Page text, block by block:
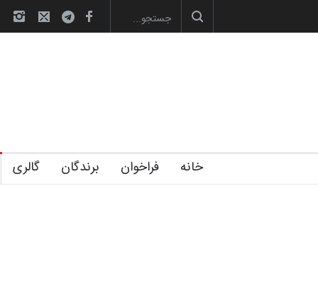
رویداد کارگاهی آغاز دوره‌های تخصصی فصل تابستان 1405 خانه کا…
خانه فراخوان برندگان گالری